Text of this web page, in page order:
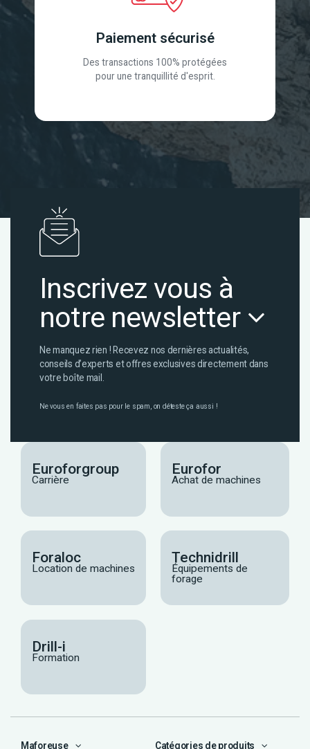
Paiement sécurisé
Des transactions 100% protégées
pour une tranquillité d'esprit.
Inscrivez vous à
notre newsletter
Ne manquez rien ! Recevez nos dernières actualités,
conseils d’experts et offres exclusives directement dans
votre boîte mail.
Ne vous en faites pas pour le spam, on déteste ça aussi !
Euroforgroup
Carrière
Eurofor
Achat de machines
Foraloc
Location de machines
Technidrill
Équipements de
forage
Drill-i
Formation
Maforeuse Catégories de produits